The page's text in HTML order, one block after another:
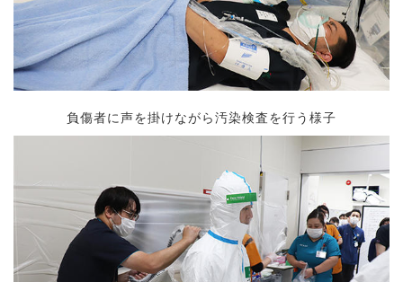
負傷者に声を掛けながら汚染検査を行う様子